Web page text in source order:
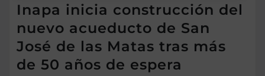
Inapa inicia construcción del
nuevo acueducto de San
José de las Matas tras más
de 50 años de espera